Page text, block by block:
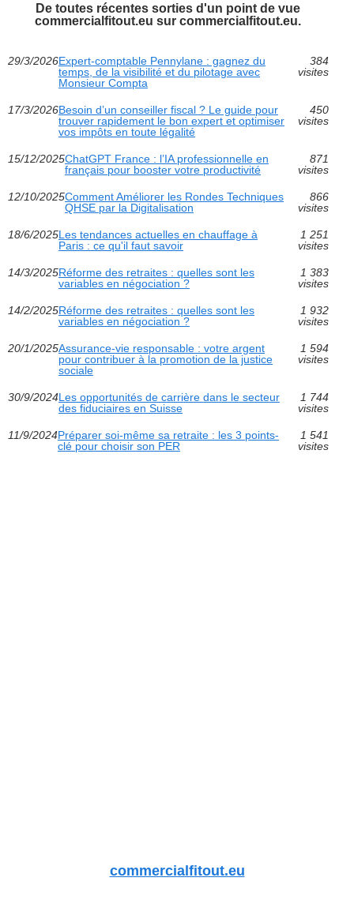
De toutes récentes sorties d'un point de vue
commercialfitout.eu sur commercialfitout.eu.
29/3/2026Expert-comptable Pennylane : gagnez du
temps, de la visibilité et du pilotage avec
Monsieur Compta
384
visites
17/3/2026Besoin d’un conseiller fiscal ? Le guide pour
trouver rapidement le bon expert et optimiser
vos impôts en toute légalité
450
visites
15/12/2025ChatGPT France : l’IA professionnelle en
français pour booster votre productivité
871
visites
12/10/2025Comment Améliorer les Rondes Techniques
QHSE par la Digitalisation
866
visites
18/6/2025Les tendances actuelles en chauffage à
Paris : ce qu'il faut savoir
1 251
visites
14/3/2025Réforme des retraites : quelles sont les
variables en négociation ?
1 383
visites
14/2/2025Réforme des retraites : quelles sont les
variables en négociation ?
1 932
visites
20/1/2025Assurance-vie responsable : votre argent
pour contribuer à la promotion de la justice
sociale
1 594
visites
30/9/2024Les opportunités de carrière dans le secteur
des fiduciaires en Suisse
1 744
visites
11/9/2024Préparer soi-même sa retraite : les 3 points-
clé pour choisir son PER
1 541
visites
commercialfitout.eu